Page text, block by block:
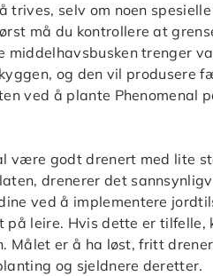
trives, selv om noen
må du kontrollere at
middelhavsbusken trenger
og den vil produsere
ved å plante Phenomenal
være godt drenert med lite
drenerer det
ved å implementere
leire. Hvis dette er tilfelle,
Målet er å ha løst, fritt
og sjeldnere deretter.